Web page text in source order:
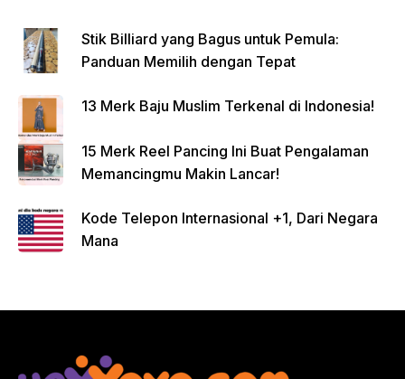
Stik Billiard yang Bagus untuk Pemula:
Panduan Memilih dengan Tepat
13 Merk Baju Muslim Terkenal di Indonesia!
15 Merk Reel Pancing Ini Buat Pengalaman
Memancingmu Makin Lancar!
Kode Telepon Internasional +1, Dari Negara
Mana